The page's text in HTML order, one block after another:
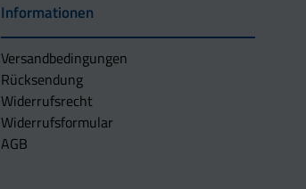
Informationen
Versandbedingungen
Rücksendung
Widerrufsrecht
Widerrufsformular
AGB